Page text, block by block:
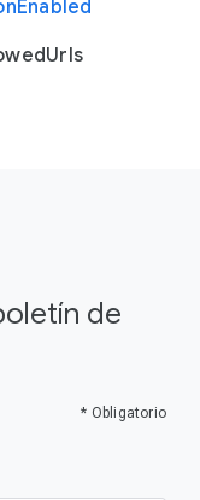
Enabled
Urls
de
* Obligatorio